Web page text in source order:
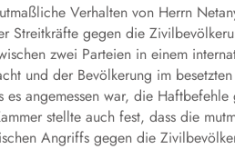
Verhalten von Herrn
Streitkräfte gegen die
zwei Parteien in einem
und der Bevölkerung im
angemessen war, die
stellte auch fest, dass die
Angriffs gegen die